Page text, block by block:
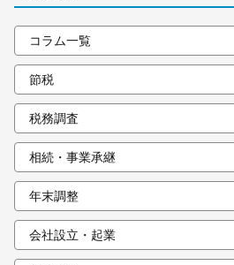
コラム一覧
節税
税務調査
相続・事業承継
年末調整
会社設立・起業